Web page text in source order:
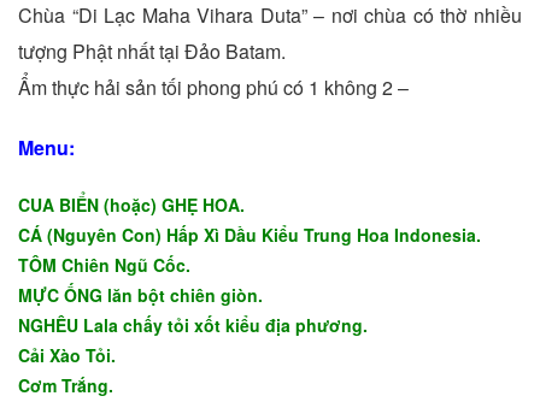
Chùa “Di Lạc Maha Vihara Duta” – nơi chùa có thờ nhiều
tượng Phật nhất tại Đảo Batam.
Ẩm thực hải sản tối phong phú có 1 không 2 –
Menu:
CUA BIỂN (hoặc) GHẸ HOA.
CÁ (Nguyên Con) Hấp Xì Dầu Kiểu Trung Hoa Indonesia.
TÔM Chiên Ngũ Cốc.
MỰC ỐNG lăn bột chiên giòn.
NGHÊU Lala chấy tỏi xốt kiểu địa phương.
Cải Xào Tỏi.
Cơm Trắng.